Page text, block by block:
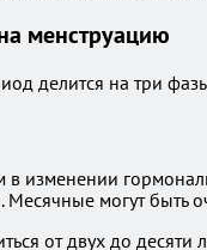
менструацию
делится на три
изменении
Месячные могут быть
от двух до десяти